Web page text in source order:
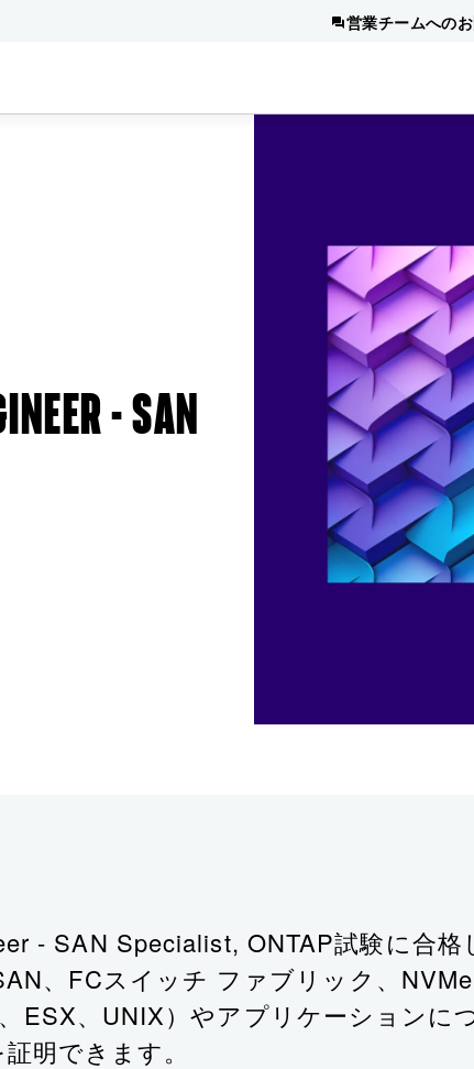
営業チームへの
- SAN
- SAN Specialist, ONTAP試験に合格
、FCスイッチ ファブリック、
ESX、UNIX）やアプリケーションに
明できます。